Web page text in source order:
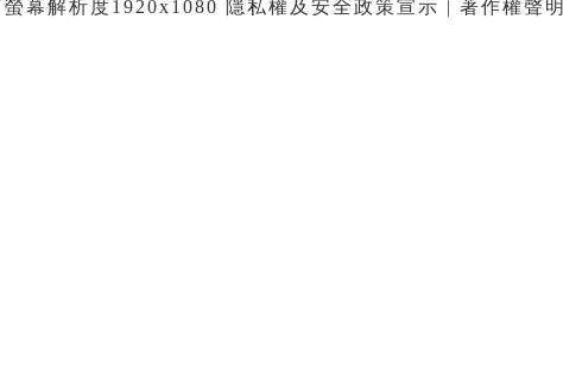
幕解析度1920x1080 隱私權及安全政策宣示 | 著作權聲明